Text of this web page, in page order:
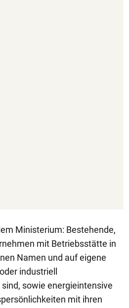
Ministerium: Bestehende,
mit Betriebsstätte in
Namen und auf eigene
industriell
sowie energieintensive
mit ihren